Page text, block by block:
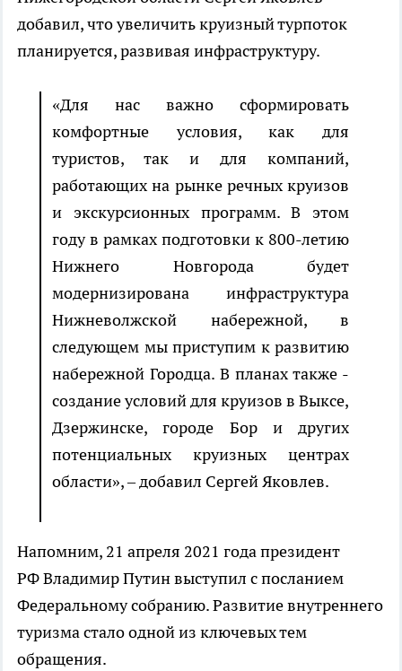
добавил, что увеличить круизный турпоток
планируется, развивая инфраструктуру.
«Для нас важно сформировать
комфортные условия, как для
туристов, так и для компаний,
работающих на рынке речных круизов
и экскурсионных программ.В этом
году в рамках подготовки к 800-летию
Нижнего Новгорода будет
модернизирована инфраструктура
Нижневолжской набережной, в
следующем мы приступим к развитию
набережной Городца. В планах также -
создание условий для круизов в Выксе,
Дзержинске, городе Бор и других
потенциальных круизных центрах
области»,– добавил Сергей Яковлев.
Напомним, 21 апреля 2021 года президент
РФ Владимир Путин выступил с посланием
Федеральному собранию. Развитие внутреннего
туризма стало одной из ключевых тем
обращения.